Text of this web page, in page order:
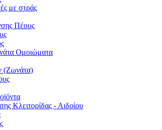
με στράς
Πέους
Ομοιώματα
(Ζωνάτα)
Κλειτορίδας - Αιδοίου